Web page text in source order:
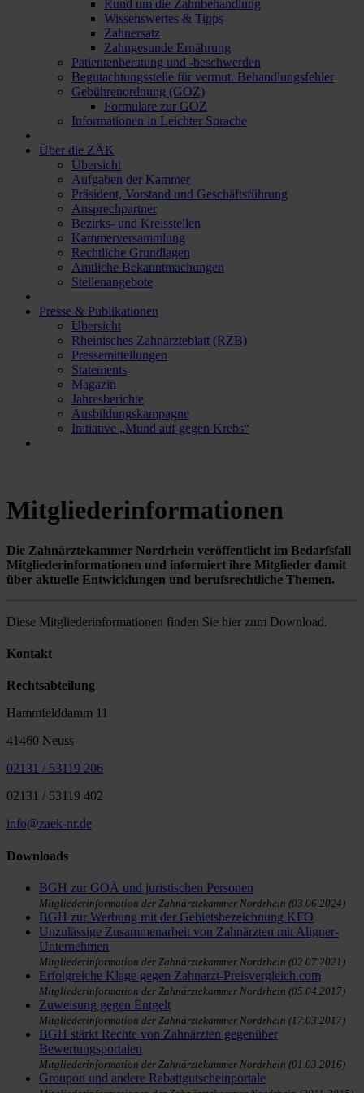
Rund um die Zahnbehandlung
Wissenswertes & Tipps
Zahnersatz
Zahngesunde Ernährung
Patientenberatung und -beschwerden
Begutachtungsstelle für vermut. Behandlungsfehler
Gebührenordnung (GOZ)
Formulare zur GOZ
Informationen in Leichter Sprache
Über die ZÄK
Übersicht
Aufgaben der Kammer
Präsident, Vorstand und Geschäftsführung
Ansprechpartner
Bezirks- und Kreisstellen
Kammerversammlung
Rechtliche Grundlagen
Amtliche Bekanntmachungen
Stellenangebote
Presse & Publikationen
Übersicht
Rheinisches Zahnärzteblatt (RZB)
Pressemitteilungen
Statements
Magazin
Jahresberichte
Ausbildungskampagne
Initiative „Mund auf gegen Krebs“
Mitgliederinformationen
Die Zahnärztekammer Nordrhein veröffentlicht im Bedarfsfall
Mitgliederinformationen und informiert ihre Mitglieder damit
über aktuelle Entwicklungen und berufsrechtliche Themen.
Diese Mitgliederinformationen finden Sie hier zum Download.
Kontakt
Rechtsabteilung
Hammfelddamm 11
41460 Neuss
02131 / 53119 206
02131 / 53119 402
info@zaek-nr.de
Downloads
BGH zur GOÄ und juristischen Personen
Mitgliederinformation der Zahnärztekammer Nordrhein (03.06.2024)
BGH zur Werbung mit der Gebietsbezeichnung KFO
Unzulässige Zusammenarbeit von Zahnärzten mit Aligner-
Unternehmen
Mitgliederinformation der Zahnärztekammer Nordrhein (02.07.2021)
Erfolgreiche Klage gegen Zahnarzt-Preisvergleich.com
Mitgliederinformation der Zahnärztekammer Nordrhein (05.04.2017)
Zuweisung gegen Entgelt
Mitgliederinformation der Zahnärztekammer Nordrhein (17.03.2017)
BGH stärkt Rechte von Zahnärzten gegenüber
Bewertungsportalen
Mitgliederinformation der Zahnärztekammer Nordrhein (01.03.2016)
Groupon und andere Rabattgutscheinportale